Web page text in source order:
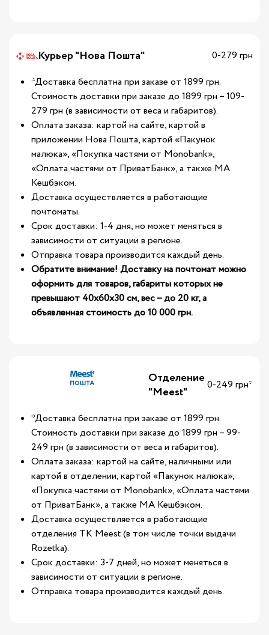
Курьер "Нова Пошта"
0-279 грн
*Доставка бесплатна при заказе от 1899 грн.
Стоимость доставки при заказе до 1899 грн – 109-
279 грн (в зависимости от веса и габаритов).
Оплата заказа: картой на сайте, картой в
приложении Нова Пошта, картой «Пакунок
малюка», «Покупка частями от Monobank»,
«Оплата частями от ПриватБанк», а также МА
Кешбэком.
Доставка осуществляется в работающие
почтоматы.
Срок доставки: 1-4 дня, но может меняться в
зависимости от ситуации в регионе.
Отправка товара производится каждый день.
Обратите внимание! Доставку на почтомат можно
оформить для товаров, габариты которых не
превышают 40х60х30 см, вес – до 20 кг, а
объявленная стоимость до 10 000 грн.
Отделение
"Meest"
0-249 грн*
*Доставка бесплатна при заказе от 1899 грн.
Стоимость доставки при заказе до 1899 грн – 99-
249 грн (в зависимости от веса и габаритов).
Оплата заказа: картой на сайте, наличными или
картой в отделении, картой «Пакунок малюка»,
«Покупка частями от Monobank», «Оплата частями
от ПриватБанк», а также МА Кешбэком.
Доставка осуществляется в работающие
отделения ТК Meest (в том числе точки выдачи
Rozetka).
Срок доставки: 3-7 дней, но может меняться в
зависимости от ситуации в регионе.
Отправка товара производится каждый день.